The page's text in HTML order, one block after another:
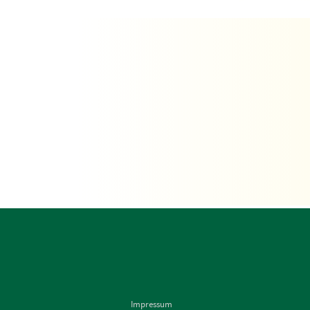
Impressum